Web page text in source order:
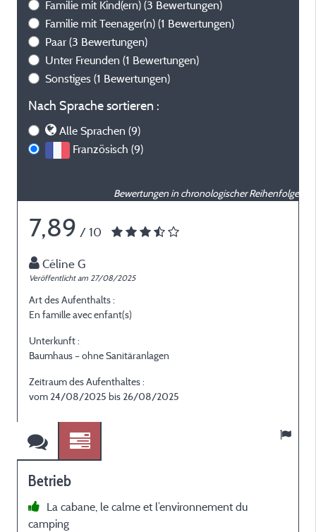
Familie mit Kind(ern) (3 Bewertungen)
Familie mit Teenager(n) (1 Bewertungen)
Paar (3 Bewertungen)
Unter Freunden (1 Bewertungen)
Sonstiges (1 Bewertungen)
Nach Sprache sortieren :
Alle Sprachen (9)
Französisch (9)
Bewertungen in chronologischer Reihenfolge
7,89 / 10
Céline G
Veröffentlicht am 27/08/2025
Art des Aufenthalts :
En famille avec enfant(s)
Unterkunft :
Baumhaus – ohne Sanitäranlagen
Zeitraum des Aufenthaltes :
vom 24/08/2025 bis 26/08/2025
Betrieb
La cabane, le calme et l’environnement du
camping